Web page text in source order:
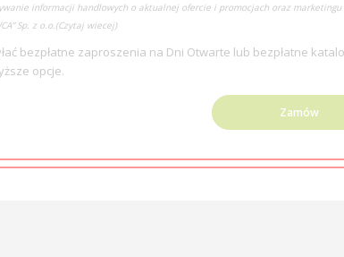
informacji handlowych o aktualnej ofercie i promocjach oraz marketingu
Sp. z o.o.(Czytaj wiecej)
bezpłatne zaproszenia na Dni Otwarte lub bezpłatne
opcje.